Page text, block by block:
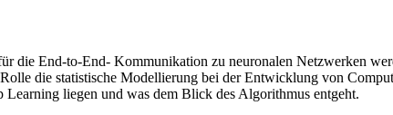
die End-to-End- Kommunikation zu neuronalen Netzwerken
die statistische Modellierung bei der Entwicklung von
liegen und was dem Blick des Algorithmus entgeht.